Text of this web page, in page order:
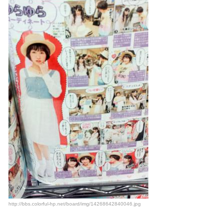
http://bbs.colorful-hp.net/board/img/14268642840046.jpg